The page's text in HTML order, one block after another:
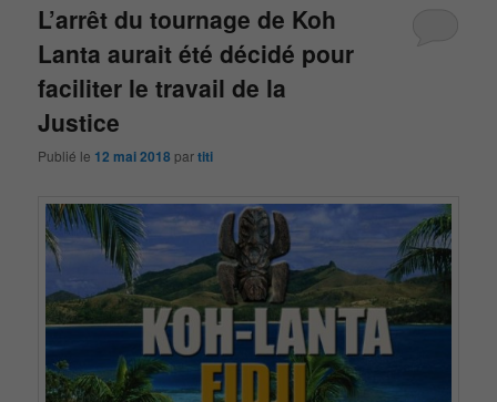
L’arrêt du tournage de Koh
Lanta aurait été décidé pour
faciliter le travail de la
Justice
Publié le 12 mai 2018 partiti